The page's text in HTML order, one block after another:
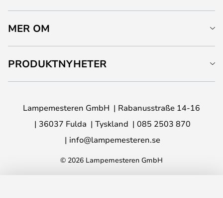
MER OM
PRODUKTNYHETER
Lampemesteren GmbH
Rabanusstraße 14-16
36037 Fulda
Tyskland
085 2503 870
info@lampemesteren.se
© 2026 Lampemesteren GmbH